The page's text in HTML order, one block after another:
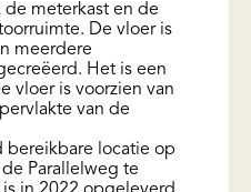
meterkast en de
De vloer is
meerdere
Het is een
vloer is voorzien van
van de
locatie op
Parallelweg te